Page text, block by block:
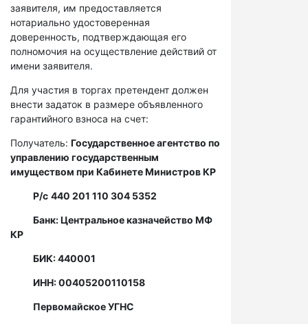
заявителя, им предоставляется
нотариально удостоверенная
доверенность, подтверждающая его
полномочия на осуществление действий от
имени заявителя.
Для участия в торгах претендент должен
внести задаток в размере объявленного
гарантийного взноса на счет:
Получатель: Государственное агентство по
управлению государственным
имуществом при Кабинете Министров КР
Р/с 440 201 110 304 5352
Банк: Центральное казначейство МФ
КР
БИК: 440001
ИНН: 00405200110158
Первомайское УГНС